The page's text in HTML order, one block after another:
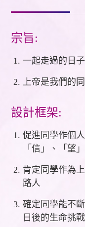
宗旨:
一起走過的日子
上帝是我們的
設計框架:
促進同學作個
「信」、「望
肯定同學作為
路人
確定同學能不
日後的生命挑戰